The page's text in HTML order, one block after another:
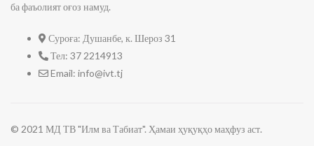
ба фаъолият оғоз намуд.
Суроға: Душанбе, к. Шероз 31
Тел: 37 2214913
Email: info@ivt.tj
© 2021 МД ТВ "Илм ва Табиат". Ҳамаи ҳуқуқҳо маҳфуз аст.